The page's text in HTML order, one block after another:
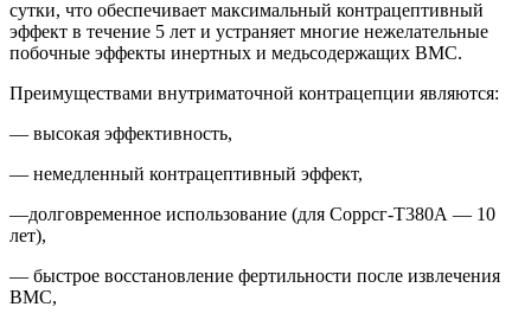
сутки, что обеспечи­вает максимальный контрацептивный
эффект в течение 5 лет и уст­раняет многие нежелательные
побочные эффекты инертных и медь­содержащих ВМС.
Преимуществами внутриматочной контрацепции являются:
— высокая эффективность,
— немедленный контрацептивный эффект,
—долговременное использование (для Соррсг-Т380А — 10
лет),
— быстрое восстановление фертильности после извлечения
ВМС,